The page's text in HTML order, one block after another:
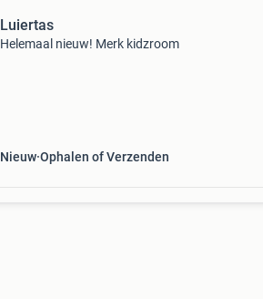
Luiertas
Helemaal nieuw! Merk kidzroom
Nieuw Ophalen of Verzenden